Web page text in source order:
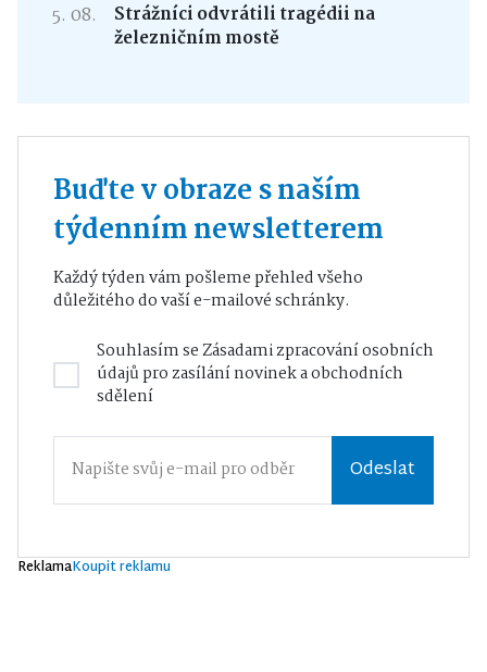
5. 08.
Strážníci odvrátili tragédii na
železničním mostě
Buďte v obraze s naším
týdenním newsletterem
Každý týden vám pošleme přehled všeho
důležitého do vaší e-mailové schránky.
Souhlasím seZásadami zpracování osobních
údajůpro zasílání novinek a obchodních
sdělení
Odeslat
ReklamaKoupit reklamu